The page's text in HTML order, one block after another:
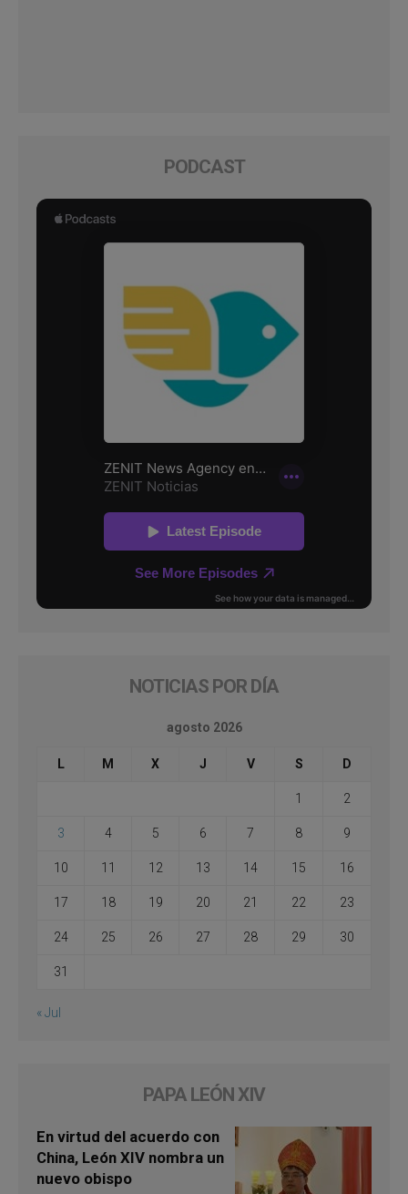
PODCAST
NOTICIAS POR DÍA
agosto 2026
L M X J V S D
1 2
3 4 5 6 7 8 9
10 11 12 13 14 15 16
17 18 19 20 21 22 23
24 25 26 27 28 29 30
31
« Jul
PAPA LEÓN XIV
En virtud del acuerdo con
China, León XIV nombra un
nuevo obispo